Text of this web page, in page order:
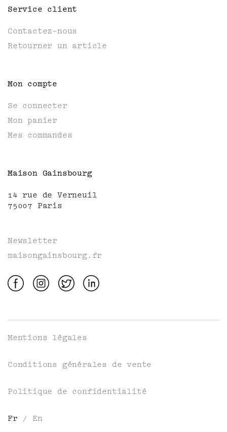
Service client
Contactez-nous
Retourner un article
Mon compte
Se connecter
Mon panier
Mes commandes
Maison Gainsbourg
14 rue de Verneuil
75007 Paris
Newsletter
maisongainsbourg.fr
Mentions légales
Conditions générales de vente
Politique de confidentialité
Fr / En